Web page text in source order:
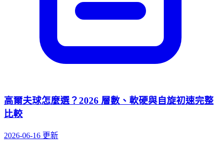
高爾夫球怎麼選？2026 層數、軟硬與自旋初速完整
比較
2026-06-16 更新